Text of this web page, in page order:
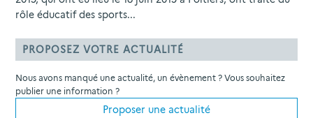
rôle éducatif des sports...
PROPOSEZ VOTRE ACTUALITÉ
Nous avons manqué une actualité, un évènement ? Vous souhaitez
publier une information ?
Proposer une actualité